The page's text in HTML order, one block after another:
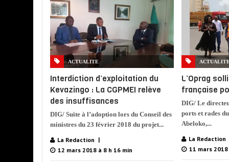
ACTUALITE
Interdiction d’exploitation du
Kevazingo : La CGPMEI relève
des insuffisances
DIG/ Suite à l’adoption lors du Conseil des
ministres du 23 février 2018 du projet...
La Redaction
12 mars 2018 à 8 h 16 min
L’Oprag
française
DIG/ Le
ports et rades
Abeloko,...
La Redaction
11 mars